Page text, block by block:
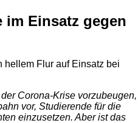
im Einsatz gegen
Corona-Krise vorzubeugen,
vor, Studierende für die
einzusetzen. Aber ist das